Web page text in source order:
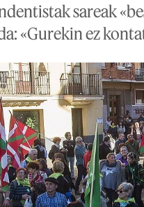
sareak
«Gurekin ez